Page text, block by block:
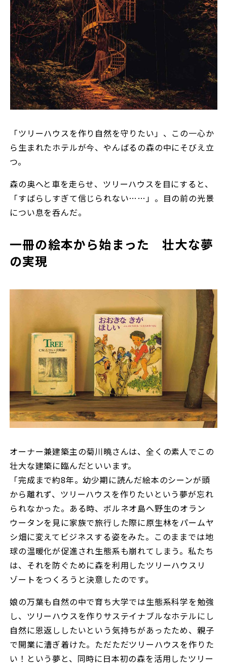
「ツリーハウスを作り自然を守りたい」、この一心か
ら生まれたホテルが今、やんばるの森の中にそびえ立
つ。
森の奥へと車を走らせ、ツリーハウスを目にすると、
「すばらしすぎて信じられない……」。目の前の光景
につい息を呑んだ。
一冊の絵本から始まった 壮大な夢
の実現
オーナー兼建築主の菊川曉さんは、全くの素人でこの
壮大な建築に臨んだといいます。
「完成まで約8年。幼少期に読んだ絵本のシーンが頭
から離れず、ツリーハウスを作りたいという夢が忘れ
られなかった。ある時、ボルネオ島へ野生のオラン
ウータンを見に家族で旅行した際に原生林をパームヤ
シ畑に変えてビジネスする姿をみた。このままでは地
球の温暖化が促進され生態系も崩れてしまう。私たち
は、それを防ぐために森を利用したツリーハウスリ
ゾートをつくろうと決意したのです。
娘の万葉も自然の中で育ち大学では生態系科学を勉強
し、ツリーハウスを作りサステイナブルなホテルにし
自然に恩返ししたいという気持ちがあったため、親子
で開業に漕ぎ着けた。ただただツリーハウスを作りた
い！という夢と、同時に日本初の森を活用したツリー